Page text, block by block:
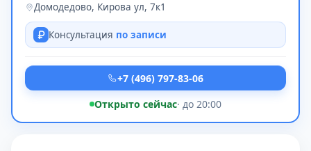
Домодедово, Кирова ул, 7к1
Консультация по записи
+7 (496) 797-83-06
Открыто сейчас· до 20:00